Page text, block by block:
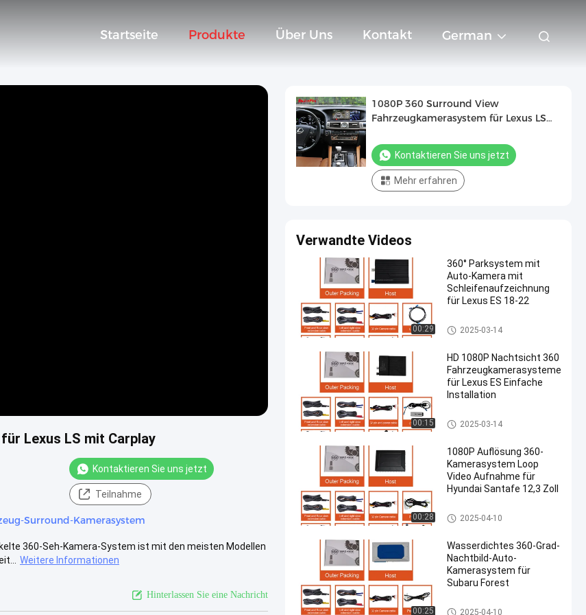
Startseite Produkte Über Uns Kontakt German
Lexus LS mit Carplay
Kontaktieren Sie uns jetzt
Teilnahme
Surround-Kamerasystem
360-Seh-Kamera-System ist mit den meisten Modellen
Weitere Informationen
Hinterlassen Sie eine Nachricht
1080P 360 Surround View
Fahrzeugkamerasystem für Lexus LS
Kontaktieren Sie uns jetzt
Mehr erfahren
Verwandte Videos
00:29
360° Parksystem mit
Auto-Kamera mit
Schleifenaufzeichnung
für Lexus ES 18-22
360-Kamerasystem für Lexus
2025-03-14
00:15
HD 1080P Nachtsicht 360
Fahrzeugkamerasysteme
für Lexus ES Einfache
Installation
360-Kamerasystem für Lexus
2025-03-14
00:28
1080P Auflösung 360-
Kamerasystem Loop
Video Aufnahme für
Hyundai Santafe 12,3 Zoll
360-Kamerasystem für Hyund
ai
2025-04-10
00:25
Wasserdichtes 360-Grad-
Nachtbild-Auto-
Kamerasystem für
Subaru Forest
360°-Kamerasystem für Fahrz
2025-04-10